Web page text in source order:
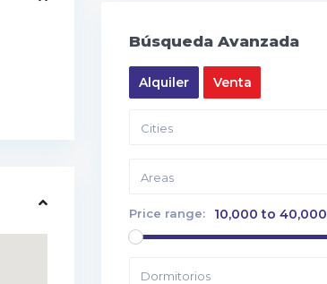
Búsqueda Avanzada
Alquiler Venta
Cities
Areas
Price range: 10,000 to 40,000
Dormitorios